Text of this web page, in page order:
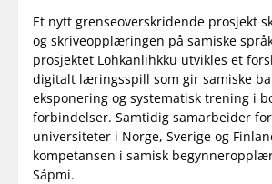
Et nytt grenseoverskridende prosjekt
og skriveopplæringen på samiske
prosjektet Lohkanlihkku utvikles et
digitalt læringsspill som gir samiske
eksponering og systematisk trening i
forbindelser. Samtidig samarbeider
universiteter i Norge, Sverige og
kompetansen i samisk
Sápmi.